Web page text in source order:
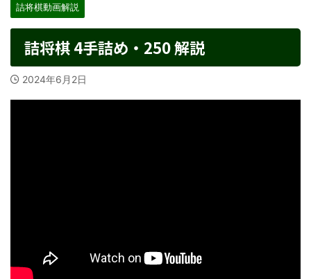
詰将棋動画解説
詰将棋 4手詰め・250 解説
2024年6月2日